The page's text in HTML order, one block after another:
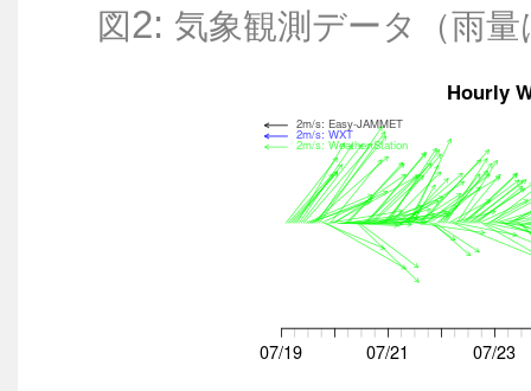
図2: 気象観測データ（雨